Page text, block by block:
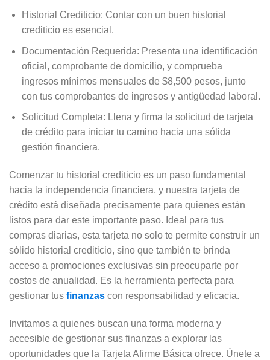
Historial Crediticio: Contar con un buen historial
crediticio es esencial.
Documentación Requerida: Presenta una identificación
oficial, comprobante de domicilio, y comprueba
ingresos mínimos mensuales de $8,500 pesos, junto
con tus comprobantes de ingresos y antigüedad laboral.
Solicitud Completa: Llena y firma la solicitud de tarjeta
de crédito para iniciar tu camino hacia una sólida
gestión financiera.
Comenzar tu historial crediticio es un paso fundamental
hacia la independencia financiera, y nuestra tarjeta de
crédito está diseñada precisamente para quienes están
listos para dar este importante paso. Ideal para tus
compras diarias, esta tarjeta no solo te permite construir un
sólido historial crediticio, sino que también te brinda
acceso a promociones exclusivas sin preocuparte por
costos de anualidad. Es la herramienta perfecta para
gestionar tus finanzas con responsabilidad y eficacia.
Invitamos a quienes buscan una forma moderna y
accesible de gestionar sus finanzas a explorar las
oportunidades que la Tarjeta Afirme Básica ofrece. Únete a